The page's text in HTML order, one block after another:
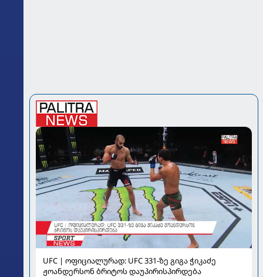
UFC | ოფიციალურად: UFC 331-ზე გიგა ჭიკაძე
ჟოანდერსონ ბრიტოს დაუპირისპირდება